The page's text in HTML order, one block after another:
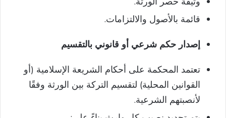
قائمة بالأصول والالتزامات.
إصدار حكم شرعي أو قانوني بالتقسيم
تعتمد المحكمة على أحكام الشريعة الإسلامية (أو
القوانين المحلية) لتقسيم التركة بين الورثة وفقًا
لأنصبتهم الشرعية.